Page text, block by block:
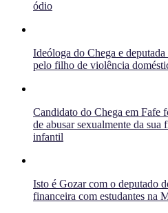
ódio
Ideóloga do Chega e
pelo filho de violência
Candidato do Chega em Fafe
de abusar sexualmente da
infantil
Isto é Gozar com o deputado
financeira com estudantes na